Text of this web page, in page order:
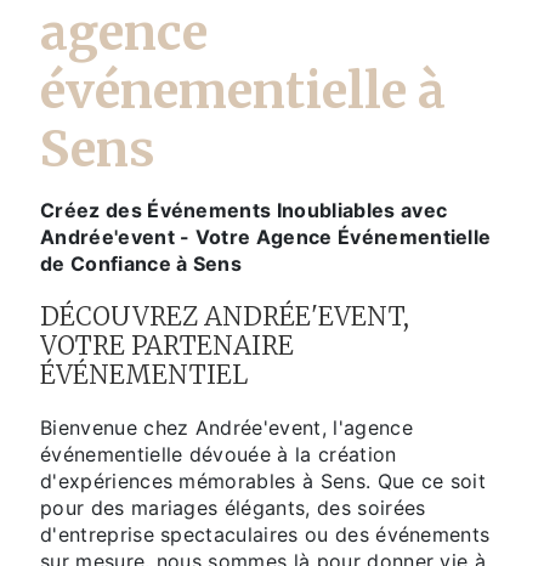
agence
événementielle à
Sens
Créez des Événements Inoubliables avec
Andrée'event - Votre Agence Événementielle
de Confiance à Sens
DÉCOUVREZ ANDRÉE'EVENT,
VOTRE PARTENAIRE
ÉVÉNEMENTIEL
Bienvenue chez Andrée'event, l'agence
événementielle dévouée à la création
d'expériences mémorables à Sens. Que ce soit
pour des mariages élégants, des soirées
d'entreprise spectaculaires ou des événements
sur mesure, nous sommes là pour donner vie à